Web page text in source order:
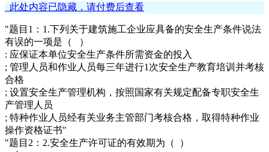
此处内容已隐藏，请付费后查看
"题目1：1.下列关于建筑施工企业应具备的安全生产条件说法
有误的一项是（ ）
: 应保证本单位安全生产条件所需资金的投入
; 管理人员和作业人员每三年进行1次安全生产教育培训并考核
合格
; 设置安全生产管理机构，按照国家有关规定配备专职安全生
产管理人员
; 特种作业人员经有关业务主管部门考核合格，取得特种作业
操作资格证书"
"题目2：2.安全生产许可证的有效期为（ ）